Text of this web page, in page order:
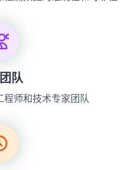
队
师和技术专家团队